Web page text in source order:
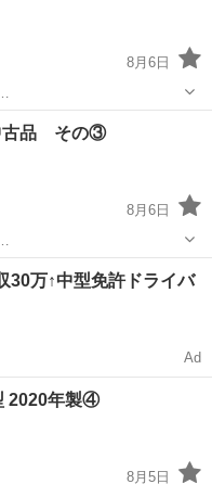
8月6日
セキュリティ
古品 その③
8月6日
セキュリティ 消火器
30万↑中型免許ドライバ
Ad
2020年製④
8月5日